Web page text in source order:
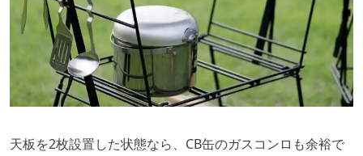
天板を2枚設置した状態なら、CB缶のガスコンロも余裕で